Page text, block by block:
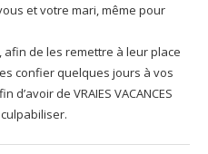
et votre mari, même pour
de les remettre à leur place
confier quelques jours à vos
de VRAIES VACANCES
culpabiliser.